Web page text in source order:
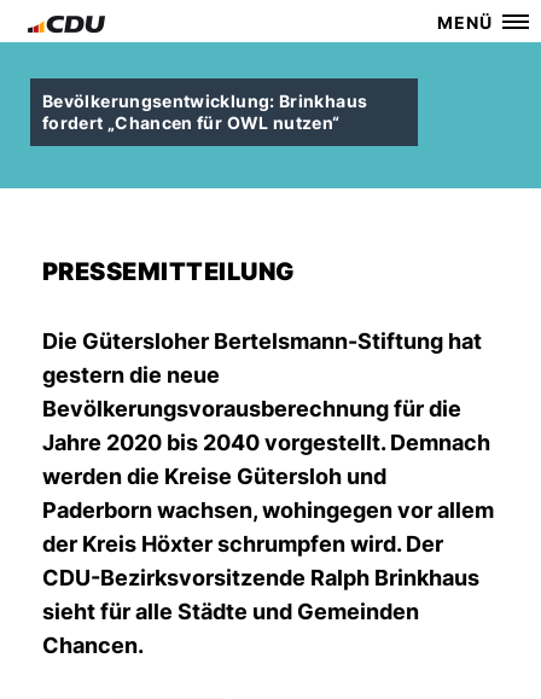
MENÜ
Bevölkerungsentwicklung: Brinkhaus
fordert „Chancen für OWL nutzen“
PRESSEMITTEILUNG
Die Gütersloher Bertelsmann-Stiftung hat
gestern die neue
Bevölkerungsvorausberechnung für die
Jahre 2020 bis 2040 vorgestellt. Demnach
werden die Kreise Gütersloh und
Paderborn wachsen, wohingegen vor allem
der Kreis Höxter schrumpfen wird. Der
CDU-Bezirksvorsitzende Ralph Brinkhaus
sieht für alle Städte und Gemeinden
Chancen.